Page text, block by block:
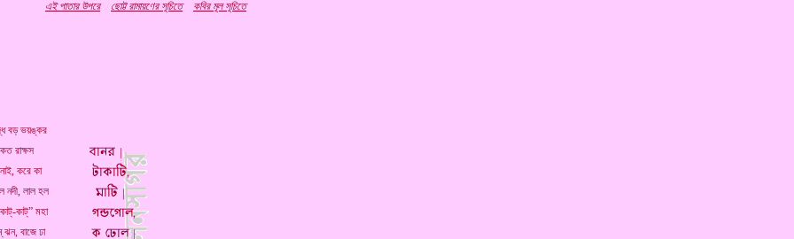
এইপাতার উপরে ছোট্ট রামায়ণের সূচিতে কবির মূল সূচিতে
বড় ভয়ঙ্কর
কত রাক্ষস
করে কা
নদী, লাল হল
কাট্” মহা
বাজে ঢা